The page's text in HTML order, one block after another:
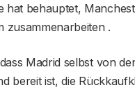
hat behauptet,
zusammenarbeiten .
Madrid selbst von
bereit ist, die